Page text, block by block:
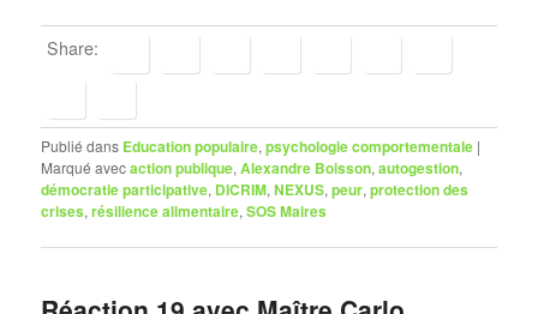
Share:
Publié dans Education populaire,psychologie comportementale |
Marqué avecaction publique,Alexandre Boisson,autogestion,
démocratie participative, DICRIM,NEXUS,peur,protection des
crises,résilience alimentaire,SOS Maires